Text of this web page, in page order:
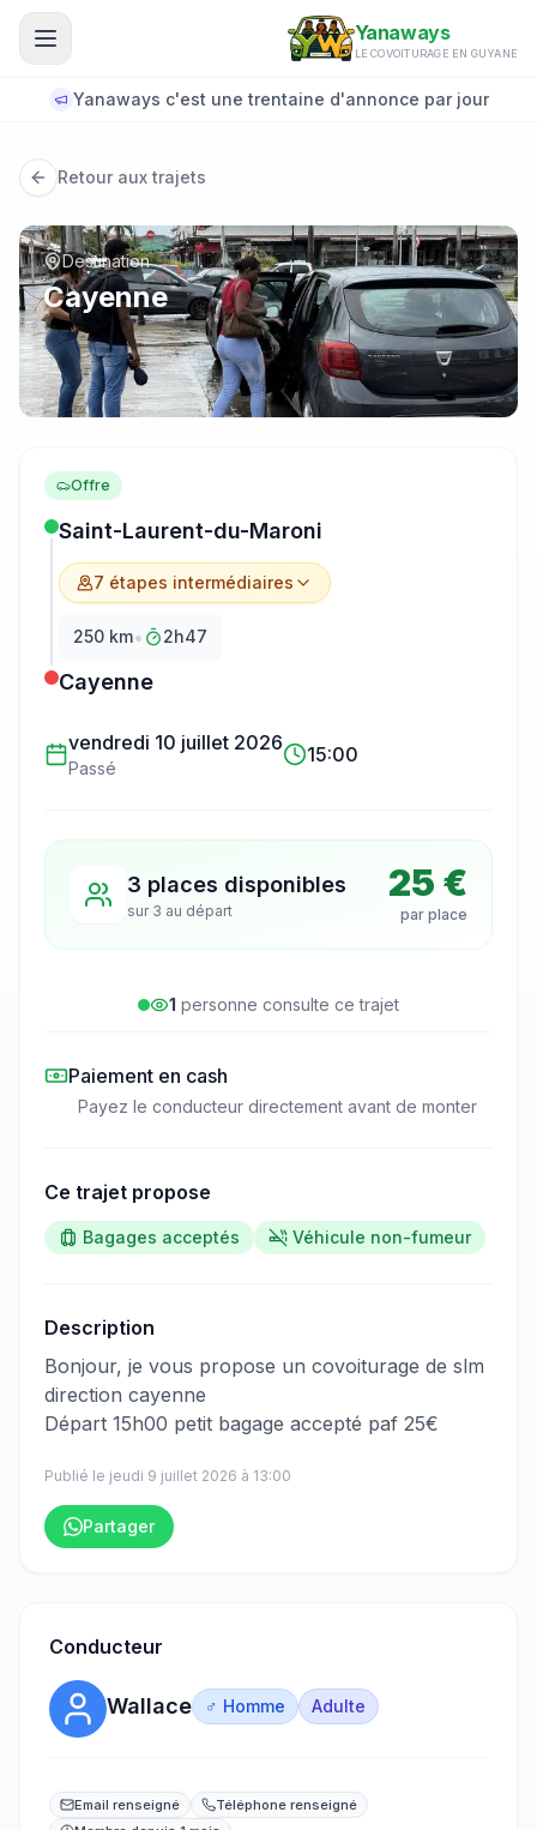
Aller au contenu principal
Yanaways
LE COVOITURAGE EN GUYANE
Yanaways c'est une trentaine d'annonce par jour
Retour aux trajets
Destination
Cayenne
Offre
Saint-Laurent-du-Maroni
7 étapes intermédiaires
250 km• 2h47
Cayenne
vendredi 10 juillet 2026
Passé
15:00
3 places disponibles
sur 3 au départ
25 €
par place
1 personne consulte ce trajet
Paiement en cash
Payez le conducteur directement avant de monter
Ce trajet propose
Bagages acceptés Véhicule non-fumeur
Description
​‌​‍​‌‌​​​‌‌​‌‌​‌‌​‌​‌‌‌​​‌​​‌‌​​‌​​​‌‌‌​​​​​​‌‌​​​​​‌‌‌​‌​​​​‌‌​​‌‌​​‌‌​‌‌​​​‌‌​​​​​​‌‌​​​​​​‌‌​​​‌​‌‌‌‌​‌​​‌‌​‌‌​​​​‌‌​‌​​​​‌‌​​​​​​‌‌​‌​​​‌‌​​‌‌‌​‌‌​​‌​​​​‌‌​‌‌‌​​‌‌‌​​‌​‌‌‌​‌‌‌​​‌‌‌​​​​‌‌‌​‌​​​‌‌​​​‌‌‍Bonjour, je vous propose un covoiturage de slm
direction cayenne
Départ 15h00 petit bagage accepté paf 25€
Publié le jeudi 9 juillet 2026 à 13:00
Partager
Conducteur
Wallace ♂ Homme Adulte
Email renseigné
Téléphone renseigné